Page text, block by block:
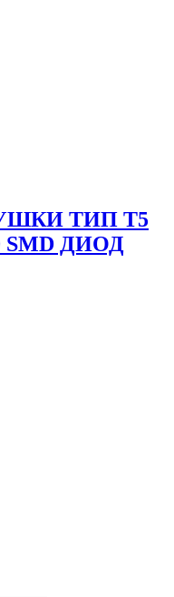
ТИП T5
SMD ДИОД